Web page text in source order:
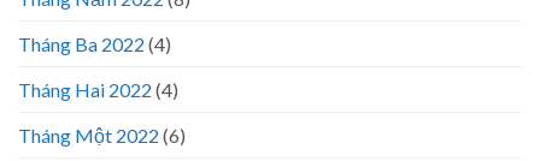
Tháng Ba 2022 (4)
Tháng Hai 2022 (4)
Tháng Một 2022 (6)